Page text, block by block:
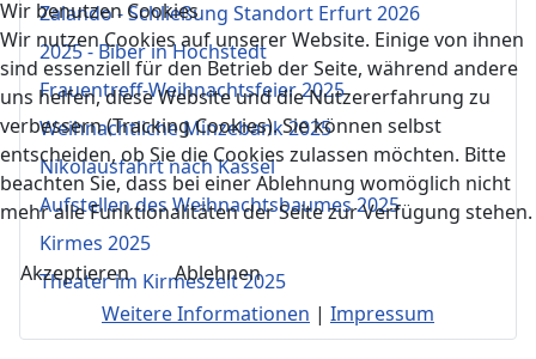
Zalando - Schließung Standort Erfurt 2026
2025 - Biber in Hochstedt
Frauentreff-Weihnachtsfeier 2025
Weihnachtliche Minzebank 2025
Nikolausfahrt nach Kassel
Aufstellen des Weihnachtsbaumes 2025
Kirmes 2025
Theater im Kirmeszelt 2025
Wir benutzen Cookies
Wir nutzen Cookies auf unserer Website. Einige von ihnen
sind essenziell für den Betrieb der Seite, während andere
uns helfen, diese Website und die Nutzererfahrung zu
verbessern (Tracking Cookies). Sie können selbst
entscheiden, ob Sie die Cookies zulassen möchten. Bitte
beachten Sie, dass bei einer Ablehnung womöglich nicht
mehr alle Funktionalitäten der Seite zur Verfügung stehen.
Akzeptieren
Ablehnen
Weitere Informationen | Impressum